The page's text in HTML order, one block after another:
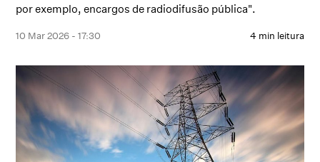
por exemplo, encargos de radiodifusão pública".
10 Mar 2026 - 17:30 4 min leitura